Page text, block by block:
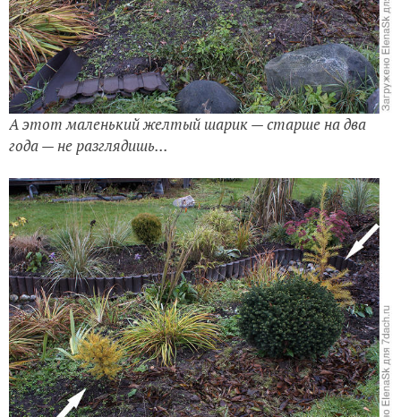
А этот маленький желтый шарик — старше на два
года — не разглядишь...